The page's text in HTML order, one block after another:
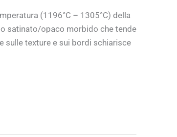
(1196°C – 1305°C) della
satinato/opaco morbido che tende
sulle texture e sui bordi schiarisce